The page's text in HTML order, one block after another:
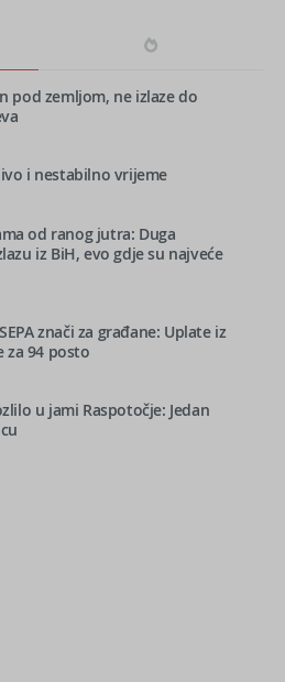
pod zemljom, ne izlaze do
i nestabilno vrijeme
od ranog jutra: Duga
iz BiH, evo gdje su najveće
znači za građane: Uplate iz
za 94 posto
u jami Raspotočje: Jedan